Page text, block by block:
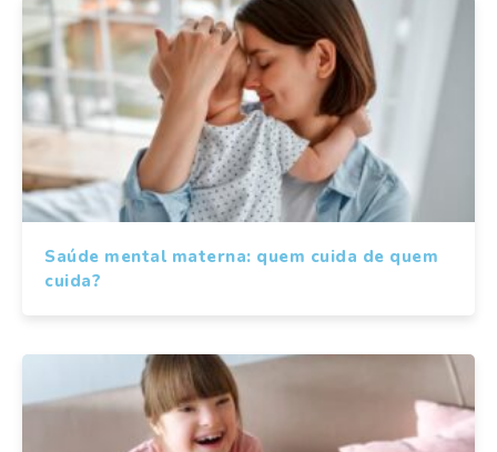
Saúde mental materna: quem cuida de quem
cuida?